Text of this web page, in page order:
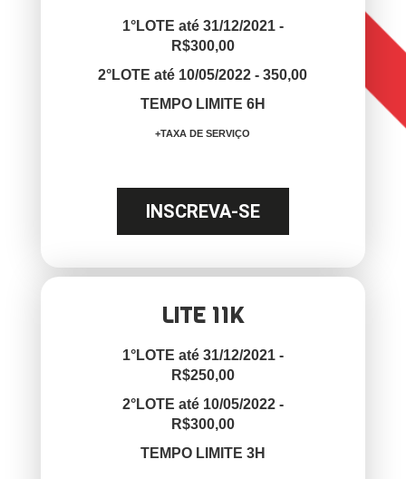
1°LOTE até 31/12/2021 -
R$300,00
2°LOTE até 10/05/2022 - 350,00
TEMPO LIMITE 6H
+TAXA DE SERVIÇO
INSCREVA-SE
LITE 11K
1°LOTE até 31/12/2021 -
R$250,00
2°LOTE até 10/05/2022 -
R$300,00
TEMPO LIMITE 3H